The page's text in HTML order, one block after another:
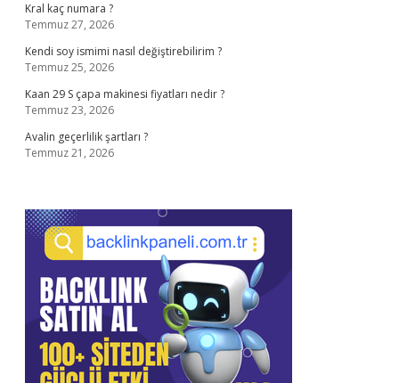
Kral kaç numara ?
Temmuz 27, 2026
Kendi soy ismimi nasıl değiştirebilirim ?
Temmuz 25, 2026
Kaan 29 S çapa makinesi fiyatları nedir ?
Temmuz 23, 2026
Avalin geçerlilik şartları ?
Temmuz 21, 2026